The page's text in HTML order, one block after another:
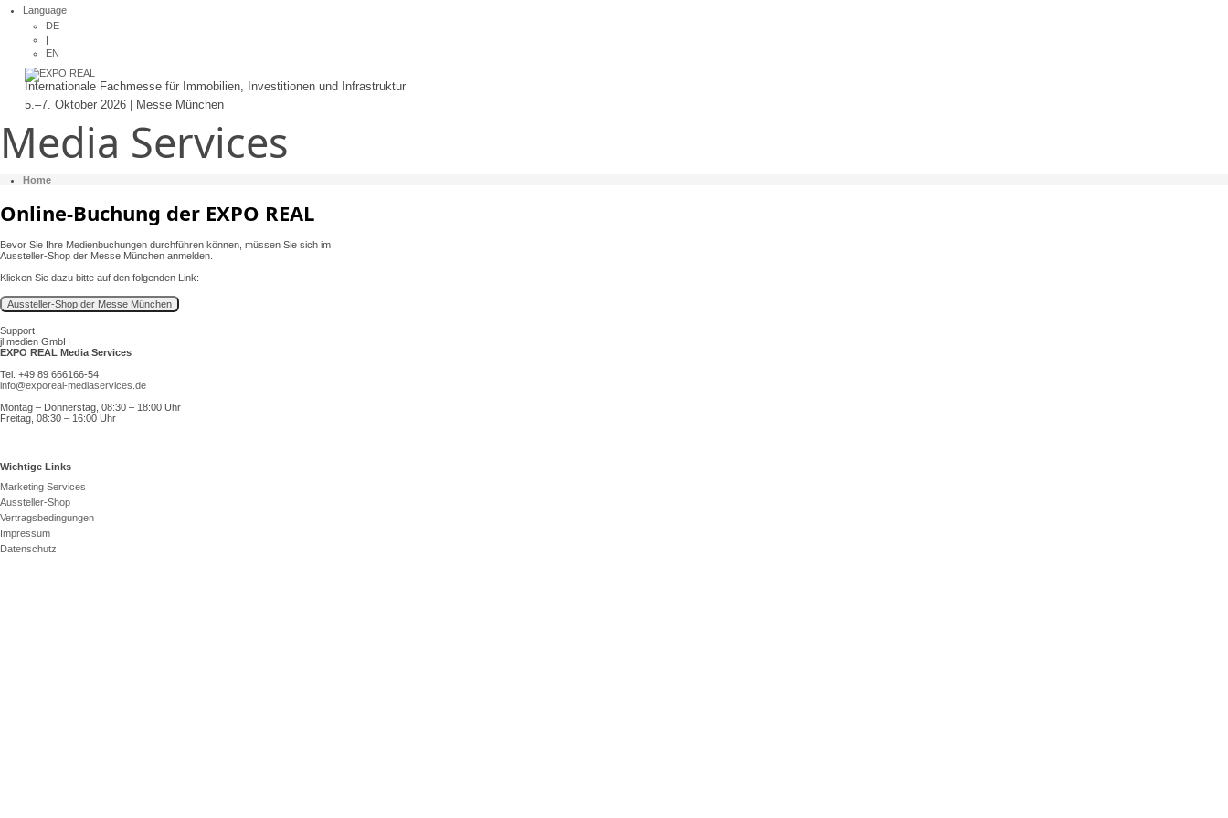
Language
DE
|
EN
Internationale Fachmesse für Immobilien, Investitionen und Infrastruktur
5.–7. Oktober 2026 | Messe München
Media Services
Home
Online-Buchung der EXPO REAL
Bevor Sie Ihre Medienbuchungen durchführen können, müssen Sie sich im
Aussteller-Shop der Messe München anmelden.
Klicken Sie dazu bitte auf den folgenden Link:
Support
jl.medien GmbH
EXPO REAL Media Services
Tel. +49 89 666166-54
info@exporeal-mediaservices.de
Montag – Donnerstag, 08:30 – 18:00 Uhr
Freitag, 08:30 – 16:00 Uhr
Wichtige Links
Marketing Services
Aussteller-Shop
Vertragsbedingungen
Impressum
Datenschutz